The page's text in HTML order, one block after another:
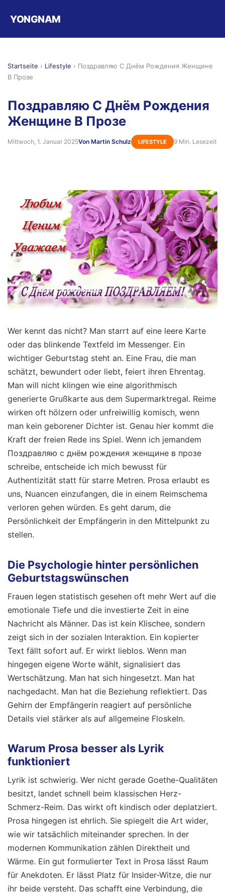
YONGNAM
Startseite › Lifestyle › Поздравляю С Днём Рождения Женщине
В Прозе
Поздравляю С Днём Рождения
Женщине В Прозе
Mittwoch, 1. Januar 2025Von Martin Schulz LIFESTYLE 9 Min. Lesezeit
Wer kennt das nicht? Man starrt auf eine leere Karte
oder das blinkende Textfeld im Messenger. Ein
wichtiger Geburtstag steht an. Eine Frau, die man
schätzt, bewundert oder liebt, feiert ihren Ehrentag.
Man will nicht klingen wie eine algorithmisch
generierte Grußkarte aus dem Supermarktregal. Reime
wirken oft hölzern oder unfreiwillig komisch, wenn
man kein geborener Dichter ist. Genau hier kommt die
Kraft der freien Rede ins Spiel. Wenn ich jemandem
Поздравляю с днём рождения женщине в прозе
schreibe, entscheide ich mich bewusst für
Authentizität statt für starre Metren. Prosa erlaubt es
uns, Nuancen einzufangen, die in einem Reimschema
verloren gehen würden. Es geht darum, die
Persönlichkeit der Empfängerin in den Mittelpunkt zu
stellen.
Die Psychologie hinter persönlichen
Geburtstagswünschen
Frauen legen statistisch gesehen oft mehr Wert auf die
emotionale Tiefe und die investierte Zeit in eine
Nachricht als Männer. Das ist kein Klischee, sondern
zeigt sich in der sozialen Interaktion. Ein kopierter
Text fällt sofort auf. Er wirkt lieblos. Wenn man
hingegen eigene Worte wählt, signalisiert das
Wertschätzung. Man hat sich hingesetzt. Man hat
nachgedacht. Man hat die Beziehung reflektiert. Das
Gehirn der Empfängerin reagiert auf persönliche
Details viel stärker als auf allgemeine Floskeln.
Warum Prosa besser als Lyrik
funktioniert
Lyrik ist schwierig. Wer nicht gerade Goethe-Qualitäten
besitzt, landet schnell beim klassischen Herz-
Schmerz-Reim. Das wirkt oft kindisch oder deplatziert.
Prosa hingegen ist ehrlich. Sie spiegelt die Art wider,
wie wir tatsächlich miteinander sprechen. In der
modernen Kommunikation zählen Direktheit und
Wärme. Ein gut formulierter Text in Prosa lässt Raum
für Anekdoten. Er lässt Platz für Insider-Witze, die nur
ihr beide versteht. Das schafft eine Verbindung, die